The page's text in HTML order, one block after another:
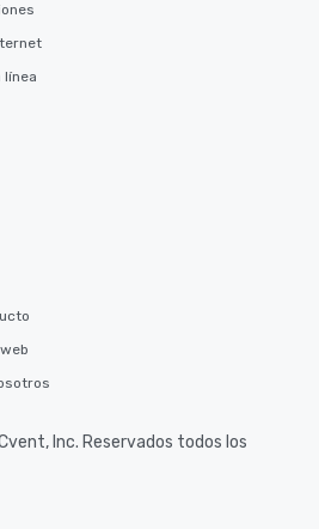
línea
Inc. Reservados todos los